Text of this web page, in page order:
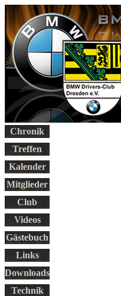
Chronik
Treffen
Kalender
Mitglieder
Club
Videos
Gästebuch
Links
Downloads
Technik